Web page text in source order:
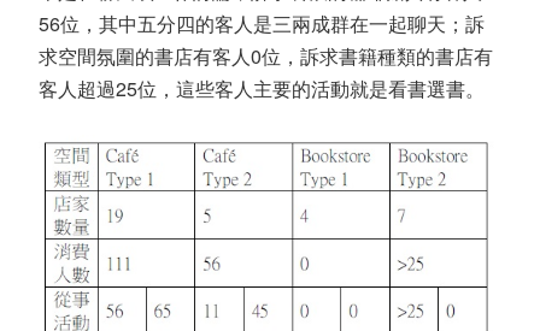
56位，其中五分四的客人是三兩成群在一起聊天；訴
求空間氛圍的書店有客人0位，訴求書籍種類的書店有
客人超過25位，這些客人主要的活動就是看書選書。